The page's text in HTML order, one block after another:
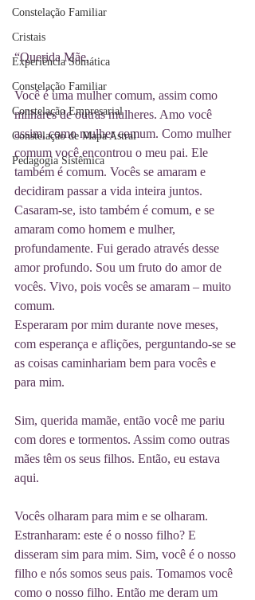
Constelação Familiar
Cristais
Experiência Somática
Constelação Familiar
Constelação Empresarial
Constelação de Mapa Astral
Pedagogia Sistêmica
“Querida Mãe,
Você é uma mulher comum, assim como
milhares de outras mulheres. Amo você
assim, como mulher comum. Como mulher
comum você encontrou o meu pai. Ele
também é comum. Vocês se amaram e
decidiram passar a vida inteira juntos.
Casaram-se, isto também é comum, e se
amaram como homem e mulher,
profundamente. Fui gerado através desse
amor profundo. Sou um fruto do amor de
vocês. Vivo, pois vocês se amaram – muito
comum.
Esperaram por mim durante nove meses,
com esperança e aflições, perguntando-se se
as coisas caminhariam bem para vocês e
para mim.
Sim, querida mamãe, então você me pariu
com dores e tormentos. Assim como outras
mães têm os seus filhos. Então, eu estava
aqui.
Vocês olharam para mim e se olharam.
Estranharam: este é o nosso filho? E
disseram sim para mim. Sim, você é o nosso
filho e nós somos seus pais. Tomamos você
como o nosso filho. Então me deram um